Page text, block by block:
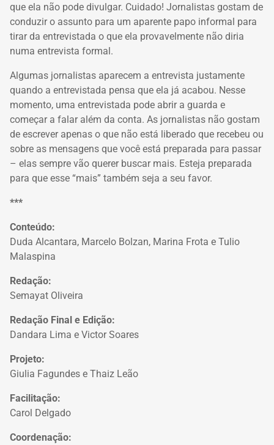
que ela não pode divulgar. Cuidado! Jornalistas gostam de
conduzir o assunto para um aparente papo informal para
tirar da entrevistada o que ela provavelmente não diria
numa entrevista formal.
Algumas jornalistas aparecem a entrevista justamente
quando a entrevistada pensa que ela já acabou. Nesse
momento, uma entrevistada pode abrir a guarda e
começar a falar além da conta. As jornalistas não gostam
de escrever apenas o que não está liberado que recebeu ou
sobre as mensagens que você está preparada para passar
– elas sempre vão querer buscar mais. Esteja preparada
para que esse “mais” também seja a seu favor.
***
Conteúdo:
Duda Alcantara, Marcelo Bolzan, Marina Frota e Tulio
Malaspina
Redação:
Semayat Oliveira
Redação Final e Edição:
Dandara Lima e Victor Soares
Projeto:
Giulia Fagundes e Thaiz Leão
Facilitação:
Carol Delgado
Coordenação: